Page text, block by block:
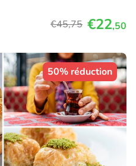
€45,75 €22,50
50% réduction